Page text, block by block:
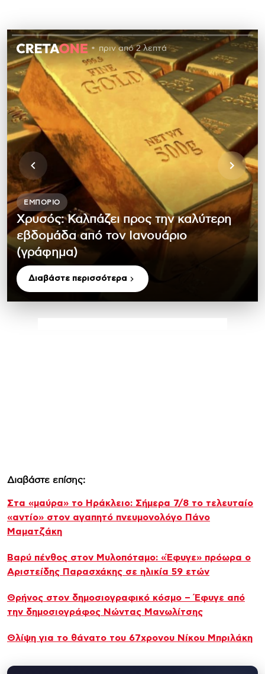
πριν από 2 λεπτά
ΕΜΠΌΡΙΟ
Χρυσός: Καλπάζει προς την καλύτερη
εβδομάδα από τον Ιανουάριο
(γράφημα)
Διαβάστε περισσότερα
Διαβάστε επίσης:
Στα «μαύρα» το Ηράκλειο: Σήμερα 7/8 το τελευταίο
«αντίο» στον αγαπητό πνευμονολόγο Πάνο
Μαματζάκη
Βαρύ πένθος στον Μυλοπόταμο: «Έφυγε» πρόωρα ο
Αριστείδης Παρασχάκης σε ηλικία 59 ετών
Θρήνος στον δημοσιογραφικό κόσμο – Έφυγε από
την δημοσιογράφος Νώντας Μανωλίτσης
Θλίψη για το θάνατο του 67χρονου Νίκου Μπριλάκη